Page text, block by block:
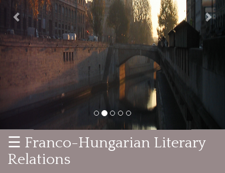
☰ Franco-Hungarian Literary
Relations